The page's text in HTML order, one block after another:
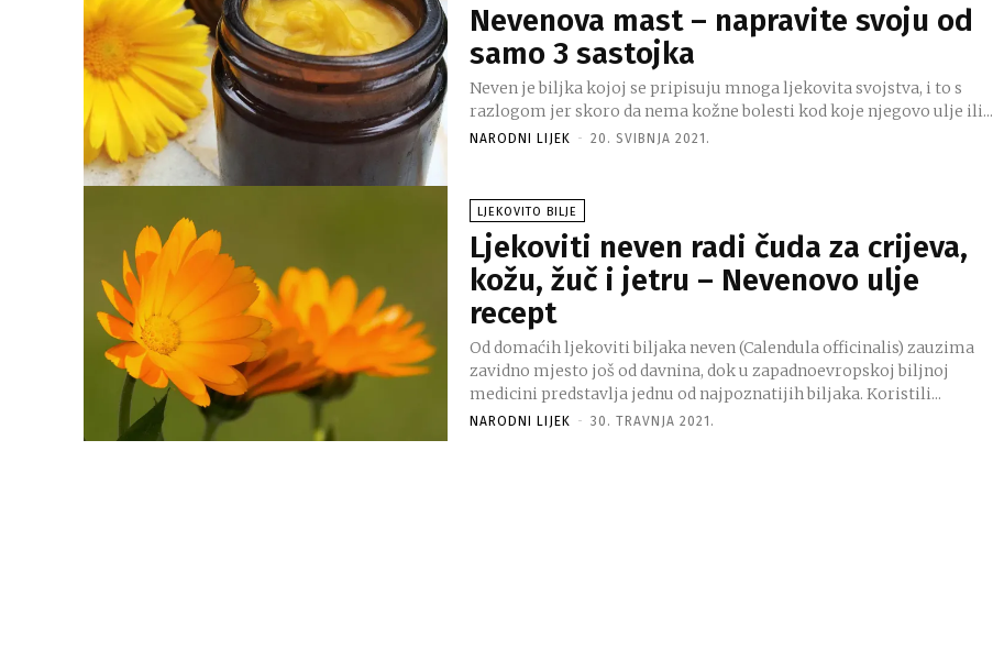
Nevenova mast – napravite svoju od
samo 3 sastojka
Neven je biljka kojoj se pripisuju mnoga ljekovita svojstva, i to s
razlogom jer skoro da nema kožne bolesti kod koje njegovo ulje ili...
NARODNI LIJEK - 20. SVIBNJA 2021.
LJEKOVITO BILJE
Ljekoviti neven radi čuda za crijeva,
kožu, žuč i jetru – Nevenovo ulje
recept
Od domaćih ljekoviti biljaka neven (Calendula officinalis) zauzima
zavidno mjesto još od davnina, dok u zapadnoevropskoj biljnoj
medicini predstavlja jednu od najpoznatijih biljaka. Koristili...
NARODNI LIJEK - 30. TRAVNJA 2021.